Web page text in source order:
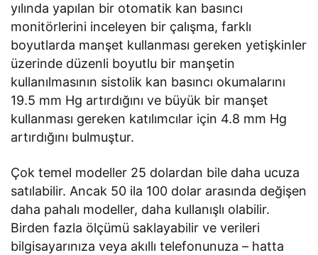
yılında yapılan bir otomatik kan basıncı
monitörlerini inceleyen bir çalışma, farklı
boyutlarda manşet kullanması gereken yetişkinler
üzerinde düzenli boyutlu bir manşetin
kullanılmasının sistolik kan basıncı okumalarını
19.5 mm Hg artırdığını ve büyük bir manşet
kullanması gereken katılımcılar için 4.8 mm Hg
artırdığını bulmuştur.
Çok temel modeller 25 dolardan bile daha ucuza
satılabilir. Ancak 50 ila 100 dolar arasında değişen
daha pahalı modeller, daha kullanışlı olabilir.
Birden fazla ölçümü saklayabilir ve verileri
bilgisayarınıza veya akıllı telefonunuza – hatta